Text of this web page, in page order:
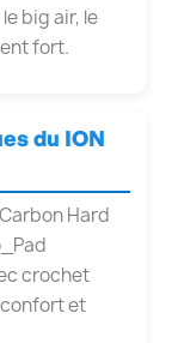
big air, le
fort.
du ION
Hard
crochet
et